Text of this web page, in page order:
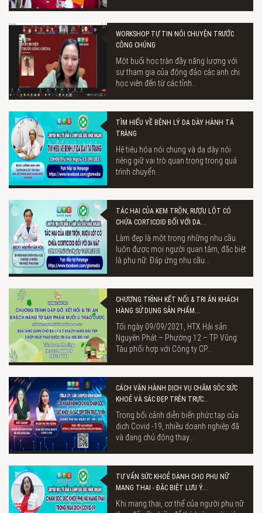
WORKSHOP TỰ TIN NÓI CHUYỆN TRƯỚC
CÔNG CHÚNG
Một buổi học tràn đầy năng lượng với
sự tham gia của đông đảo các anh chị
học viên đến từ các tỉnh...
TÌM HIỂU VỀ BỆNH LÝ DẠ DÀY HÀNH TÁ
TRÀNG
Hệ tiêu hóa nói chung và dạ dày nói
riêng giữ vai trò quan trọng trong quá
trình chuyển...
TÁC HẠI CỦA KEM TRỘN, RƯỢU LỘT CÓ
CHỨA CORTICOID ĐỐI VỚI DA...
Làm đẹp là một trong những nhu cầu
luôn được mọi người quan tâm, đặc biệt
là phụ nữ. Đáp ứng nhu cầu...
CHƯƠNG TRÌNH KẾT NỐI & TRI ÂN KHÁCH
HÀNG SỬ DỤNG SẢN PHẨM...
Tối ngày 09/09/2021, HTX Hải sản
Nguyên Phát – Phường 12 – TP Vũng
Tàu phối hợp với Công ty CP...
CÁCH VẬN HÀNH DỊCH VỤ CHĂM SÓC SỨC
KHOẺ VÀ SẮC ĐẸP TRÊN TRỰC...
Trong bối cảnh diễn biến phức tạp của
dịch Covid -19, nhiều doanh nghiệp đã
và đang chủ động thay...
TƯ VẤN SỨC KHOẺ DÀNH CHO PHỤ NỮ
MANG THAI - ĐẶC BIỆT LƯU Ý...
Khi mang thai, cơ thể của người phụ nữ